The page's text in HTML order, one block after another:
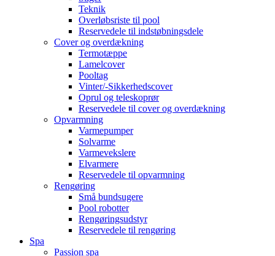
Teknik
Overløbsriste til pool
Reservedele til indstøbningsdele
Cover og overdækning
Termotæppe
Lamelcover
Pooltag
Vinter/-Sikkerhedscover
Oprul og teleskoprør
Reservedele til cover og overdækning
Opvarmning
Varmepumper
Solvarme
Varmevekslere
Elvarmere
Reservedele til opvarmning
Rengøring
Små bundsugere
Pool robotter
Rengøringsudstyr
Reservedele til rengøring
Spa
Passion spa